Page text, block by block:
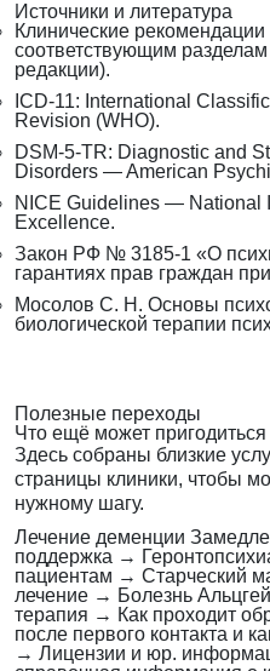
Источники и литература
Клинические
соответствующим
редакции).
ICD-11: International
Revision (WHO).
DSM-5-TR: Diagnostic and
Disorders — American
NICE Guidelines — National
Excellence.
Закон РФ № 3185-1 «О
гарантиях прав граждан
Мосолов С. Н. Основы
биологической терапии
Полезные переходы
Что ещё может
Здесь собраны близкие
страницы клиники, чтобы
нужному шагу.
Лечение деменции
поддержка →
пациентам → Старческий
лечение → Болезнь
терапия → Как проходит
после первого контакта и
→ Лицензии и юр.